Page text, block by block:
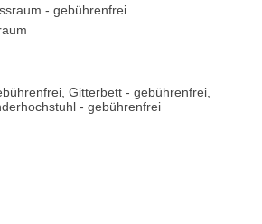
- gebührenfrei
Gitterbett - gebührenfrei,
- gebührenfrei